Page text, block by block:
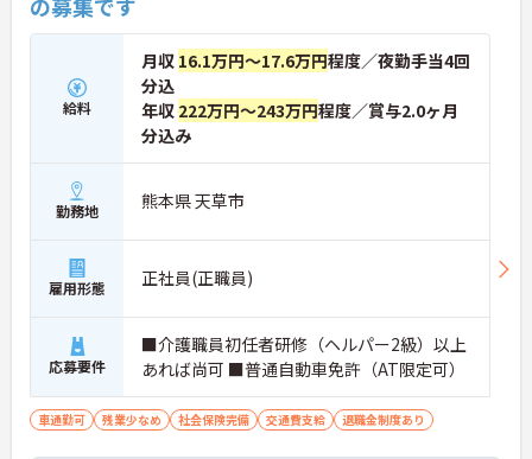
の募集です
給料
月収 16.1万円～17.6万円程度／夜勤手当4回
分込
年収 222万円～243万円程度／賞与2.0ヶ月
分込み
勤務地 熊本県 天草市
雇用形態 正社員(正職員)
応募要件
■介護職員初任者研修（ヘルパー2級）以上
あれば尚可 ■普通自動車免許（AT限定可）
車通勤可 残業少なめ 社会保険完備 交通費支給 退職金制度あり